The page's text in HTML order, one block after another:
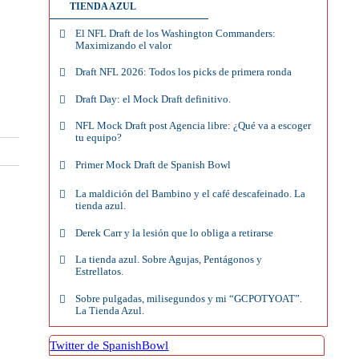
TIENDA AZUL
El NFL Draft de los Washington Commanders:
Maximizando el valor
Draft NFL 2026: Todos los picks de primera ronda
Draft Day: el Mock Draft definitivo.
NFL Mock Draft post Agencia libre: ¿Qué va a escoger
tu equipo?
Primer Mock Draft de Spanish Bowl
La maldición del Bambino y el café descafeinado. La
tienda azul.
Derek Carr y la lesión que lo obliga a retirarse
La tienda azul. Sobre Agujas, Pentágonos y
Estrellatos.
Sobre pulgadas, milisegundos y mi “GCPOTYOAT”.
La Tienda Azul.
Twitter de SpanishBowl